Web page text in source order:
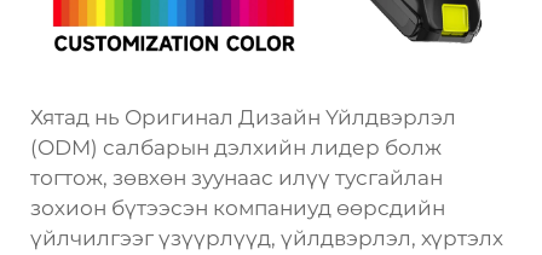
Хятад нь Оригинал Дизайн Үйлдвэрлэл
(ODM) салбарын дэлхийн лидер болж
тогтож, зөвхөн зуунаас илүү тусгайлан
зохион бүтээсэн компаниуд өөрсдийн
үйлчилгээг үзүүрлүүд, үйлдвэрлэл, хүртэлх